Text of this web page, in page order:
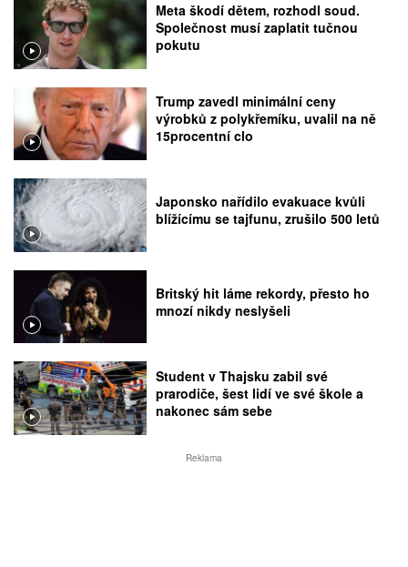
Meta škodí dětem, rozhodl soud.
Společnost musí zaplatit tučnou
pokutu
Trump zavedl minimální ceny
výrobků z polykřemíku, uvalil na ně
15procentní clo
Japonsko nařídilo evakuace kvůli
blížícímu se tajfunu, zrušilo 500 letů
Britský hit láme rekordy, přesto ho
mnozí nikdy neslyšeli
Student v Thajsku zabil své
prarodiče, šest lidí ve své škole a
nakonec sám sebe
Reklama